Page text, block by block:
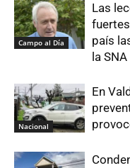
Campo al Día
Las
país
la SNA
Nacional
En